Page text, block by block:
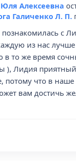
Алексеевна
Галиченко Л. П.
с
из нас
в то же время
), Лидия
потому что в наше
вам достичь